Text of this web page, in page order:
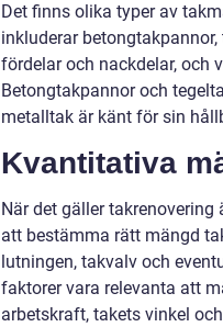
Det finns olika typer av
inkluderar
fördelar och nackdelar, och
Betongtakpannor och
metalltak är känt för sin
Kvantitativa
När det gäller
att bestämma rätt mängd
lutningen, takvalv och
faktorer vara relevanta att
arbetskraft, takets vinkel